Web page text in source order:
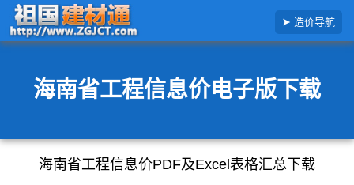
息
造价导航
海南省工程信息价电子版下载
海南省工程信息价PDF及Excel表格汇总下载